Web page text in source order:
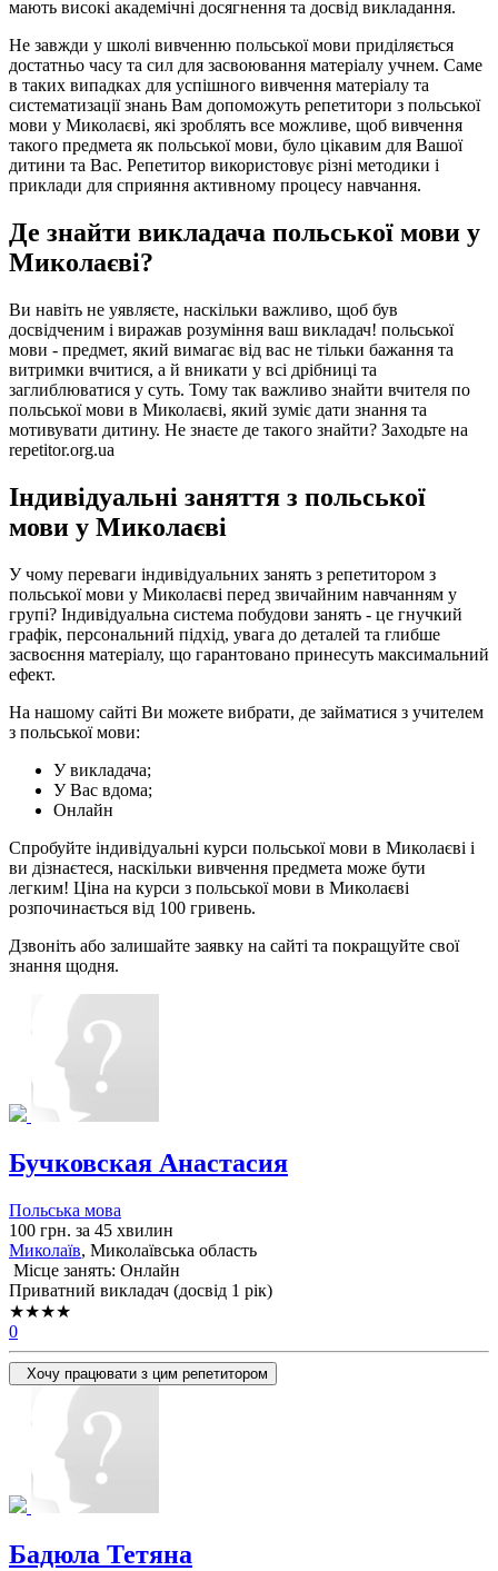
мають високі академічні досягнення та досвід викладання.
Не завжди у школі вивченню польської мови приділяється
достатньо часу та сил для засвоювання матеріалу учнем. Саме
в таких випадках для успішного вивчення матеріалу та
систематизації знань Вам допоможуть репетитори з польської
мови у Миколаєві, які зроблять все можливе, щоб вивчення
такого предмета як польської мови, було цікавим для Вашої
дитини та Вас. Репетитор використовує різні методики і
приклади для сприяння активному процесу навчання.
Де знайти викладача польської мови у
Миколаєві?
Ви навіть не уявляєте, наскільки важливо, щоб був
досвідченим і виражав розуміння ваш викладач! польської
мови - предмет, який вимагає від вас не тільки бажання та
витримки вчитися, а й вникати у всі дрібниці та
заглиблюватися у суть. Тому так важливо знайти вчителя по
польської мови в Миколаєві, який зуміє дати знання та
мотивувати дитину. Не знаєте де такого знайти? Заходьте на
repetitor.org.ua
Індивідуальні заняття з польської
мови у Миколаєві
У чому переваги індивідуальних занять з репетитором з
польської мови у Миколаєві перед звичайним навчанням у
групі? Індивідуальна система побудови занять - це гнучкий
графік, персональний підхід, увага до деталей та глибше
засвоєння матеріалу, що гарантовано принесуть максимальний
ефект.
На нашому сайті Ви можете вибрати, де займатися з учителем
з польської мови:
У викладача;
У Вас вдома;
Онлайн
Спробуйте індивідуальні курси польської мови в Миколаєві і
ви дізнаєтеся, наскільки вивчення предмета може бути
легким! Ціна на курси з польської мови в Миколаєві
розпочинається від 100 гривень.
Дзвоніть або залишайте заявку на сайті та покращуйте свої
знання щодня.
Бучковская Анастасия
Польська мова
100 грн. за 45 хвилин
Миколаїв, Миколаївська область
Місце занять: Онлайн
Приватний викладач (досвід 1 рік)
★★★★
0
Хочу працювати з цим репетитором
Бадюла Тетяна